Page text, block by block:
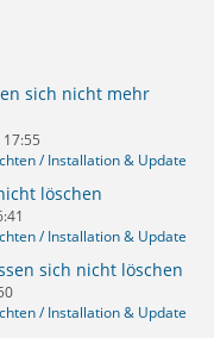
sich nicht mehr
/ Installation & Update
löschen
/ Installation & Update
sich nicht löschen
/ Installation & Update